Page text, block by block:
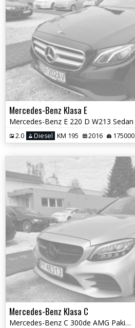
Mercedes-Benz Klasa E
Mercedes-Benz E 220 D W213 Sedan
2.0 Diesel KM 195 2016 175000
Mercedes-Benz Klasa C
Mercedes-Benz C 300de AMG Pakiet W205 Kombi Plug-In Diesel Hybryda